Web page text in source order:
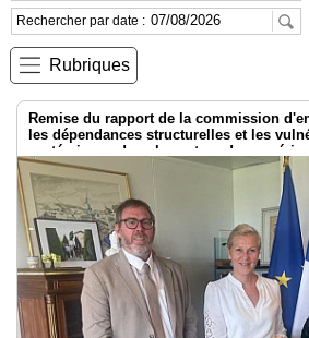
RUBRIQUES
Gazette
Vidéos
Médias
groupe
Prémium
Rechercher par date :
Rubriques
Remise du rapport de la commission
les dépendances structurelles et les
systémiques dans le secteur du
l’indépendance de la France